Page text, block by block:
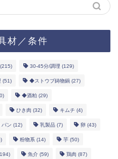
材／条件
(215) 30-45分/調理 (129)
(51) ◆ストウブ鋳物鍋 (27)
◆酒粕 (29)
ひき肉 (32) キムチ (4)
パン (12) 乳製品 (7) 卵 (43)
粉物系 (14) 芋 (50)
魚介 (59) 鶏肉 (87)